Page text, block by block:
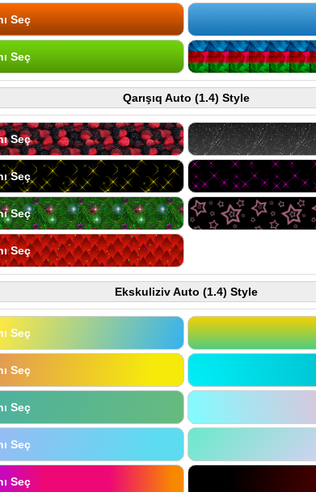
Seç
Seç
Qarışıq Auto (1.4) Style
Seç
Seç
Seç
Seç
Ekskuliziv Auto (1.4) Style
Seç
Seç
Seç
Seç
Seç